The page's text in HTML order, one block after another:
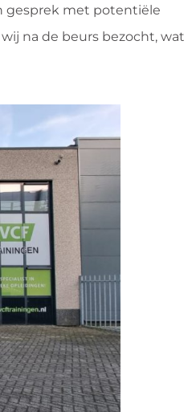
gesprek met potentiële
na de beurs bezocht, wat